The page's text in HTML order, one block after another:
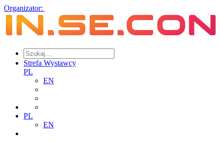
Organizator:
Strefa Wystawcy
PL
EN
PL
EN